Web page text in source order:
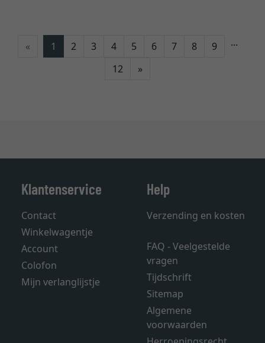
« 1 2 3 4 5 6 7 8 9 ...
12 »Verder
Klantenservice
Contact
Winkelwagentje
Account
Colofon
Mijn verlanglijstje
Help
Verzending en kosten
FAQ - Veelgestelde
vragen
Tijdschrift
Sitemap
Algemene
voorwaarden